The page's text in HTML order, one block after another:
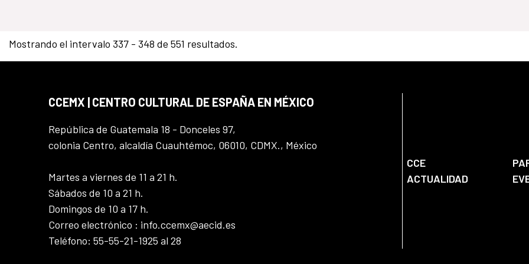
Mostrando el intervalo 337 - 348 de 551 resultados.
CCEMX | CENTRO CULTURAL DE ESPAÑA EN MÉXICO
República de Guatemala 18 - Donceles 97,
colonia Centro, alcaldía Cuauhtémoc, 06010, CDMX., México
Martes a viernes de 11 a 21 h.
Sábados de 10 a 21 h.
Domingos de 10 a 17 h.
Correo electrónico : info.ccemx@aecid.es
Teléfono: 55-55-21-1925 al 28
CCE
ACTUALIDAD